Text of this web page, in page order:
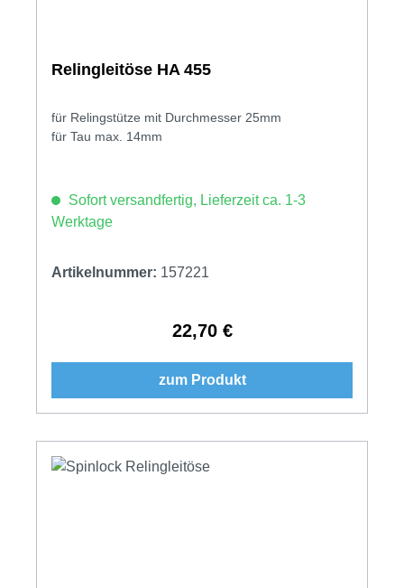
Relingleitöse HA 455
für Relingstütze mit Durchmesser 25mm
für Tau max. 14mm
Sofort versandfertig, Lieferzeit ca. 1-3
Werktage
Artikelnummer: 157221
Regulärer Preis:
22,70 €
zum Produkt